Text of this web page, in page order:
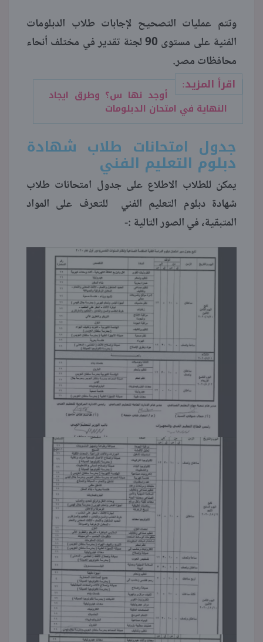
وتتم عمليات التصحيح لإجابات طلاب الدبلومات
الفنية على مستوى 90 لجنة تقدير في مختلف أنحاء
محافظات مصر.
اقرأ المزيد:
أوجد نها س؟ وطرق ايجاد
النهاية في امتحان الدبلومات
جدول امتحانات طلاب شهادة
دبلوم التعليم الفني
يمكن للطلاب الاطلاع على جدول امتحانات طلاب
شهادة دبلوم التعليم الفني للتعرف على المواد
المتبقية، في الصور التالية :-